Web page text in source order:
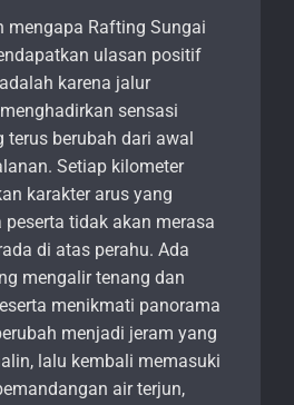
mengapa Rafting Sungai
ulasan positif
karena jalur
sensasi
terus berubah dari awal
Setiap kilometer
karakter arus yang
peserta tidak akan merasa
di atas perahu. Ada
mengalir tenang dan
menikmati panorama
menjadi jeram yang
lalu kembali memasuki
air terjun,